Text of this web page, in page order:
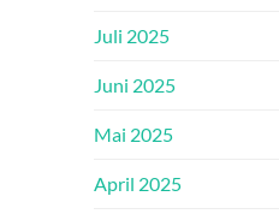
Juli 2025
Juni 2025
Mai 2025
April 2025